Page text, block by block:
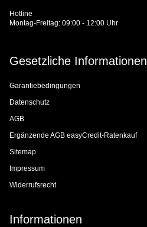
Hotline
Montag-Freitag: 09:00 - 12:00 Uhr
Gesetzliche Informationen
Garantiebedingungen
Datenschutz
AGB
Ergänzende AGB easyCredit-Ratenkauf
Sitemap
Impressum
Widerrufsrecht
Informationen